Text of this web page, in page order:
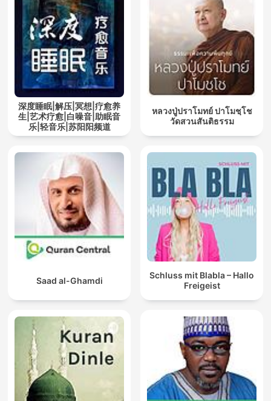
深度睡眠|解压|冥想|疗愈养
生|艺术疗愈|白噪音|助眠音
乐|轻音乐|苏阳阳频道
หลวงปู่ปราโมทย์ ปาโมชฺโช
วัดสวนสันติธรรม
Saad al-Ghamdi
Schluss mit Blabla – Hallo
Freigeist